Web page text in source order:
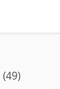
(49)